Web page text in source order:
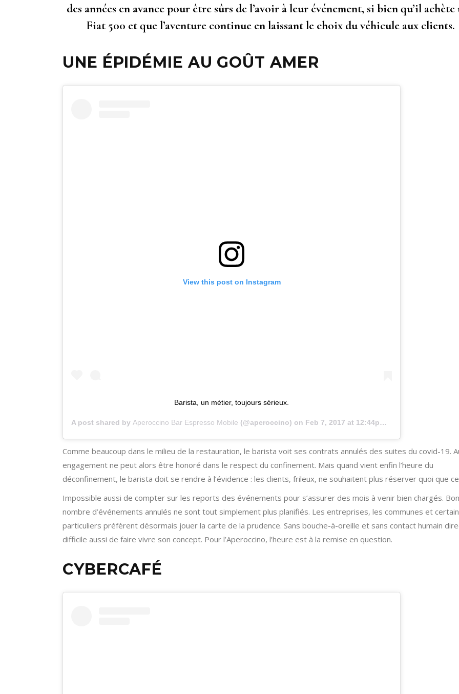
des années en avance pour être sûrs de l’avoir à leur événement, si bien qu’il achète
Fiat 500 et que l’aventure continue en laissant le choix du véhicule aux clients.
UNE ÉPIDÉMIE AU GOÛT AMER
View this post on Instagram
Barista, un métier, toujours sérieux.
A post shared by Aperoccino Bar Espresso Mobile (@aperoccino) on Feb 7, 2017 at 12:44pm PST
Comme beaucoup dans le milieu de la restauration, le barista voit ses contrats annulés des suites du covid-19.
engagement ne peut alors être honoré dans le respect du confinement. Mais quand vient enfin l’heure du
déconfinement, le barista doit se rendre à l’évidence : les clients, frileux, ne souhaitent plus réserver quoi que
Impossible aussi de compter sur les reports des événements pour s’assurer des mois à venir bien chargés. Bon
nombre d’événements annulés ne sont tout simplement plus planifiés. Les entreprises, les communes et
particuliers préfèrent désormais jouer la carte de la prudence. Sans bouche-à-oreille et sans contact humain
difficile aussi de faire vivre son concept. Pour l’Aperoccino, l’heure est à la remise en question.
CYBERCAFÉ